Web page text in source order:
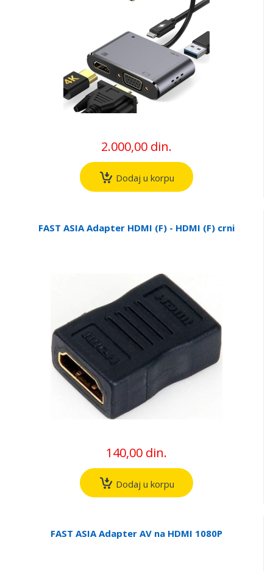
2.000,00 din.
Dodaj u korpu
FAST ASIA Adapter HDMI (F) - HDMI (F) crni
140,00 din.
Dodaj u korpu
FAST ASIA Adapter AV na HDMI 1080P